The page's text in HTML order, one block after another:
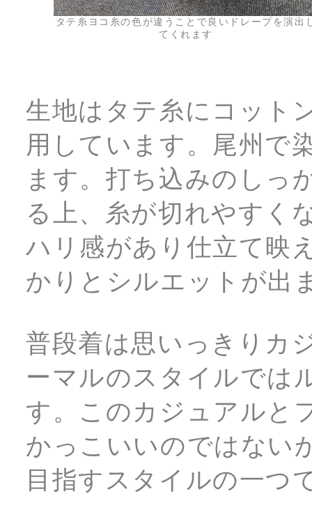
タテ糸ヨコ糸の色が違うことで良いドレープを演出
てくれます
生地はタテ糸にコット
用しています。尾州で
ます。打ち込みのしっ
る上、糸が切れやすく
ハリ感があり仕立て映
かりとシルエットが出
普段着は思いっきりカ
ーマルのスタイルでは
す。このカジュアルと
かっこいいのではない
目指すスタイルの一つ